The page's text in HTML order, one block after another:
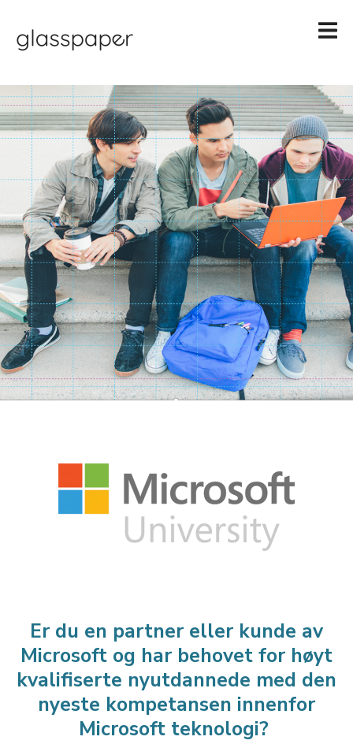
Er du en partner eller kunde av
Microsoft og har behovet for høyt
kvalifiserte nyutdannede med den
nyeste kompetansen innenfor
Microsoft teknologi?